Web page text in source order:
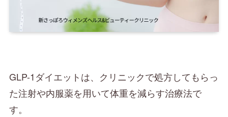
GLP-1ダイエットは、クリニックで処方してもらっ
た注射や内服薬を用いて体重を減らす治療法で
す。